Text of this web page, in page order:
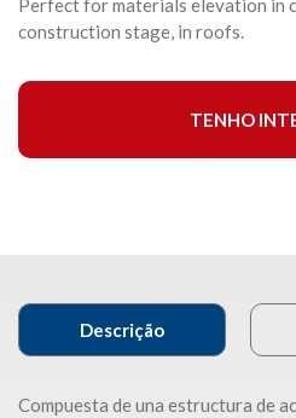
Perfect for materials elevation in
construction stage, in roofs.
TENHO
Descrição
Compuesta de una estructura de